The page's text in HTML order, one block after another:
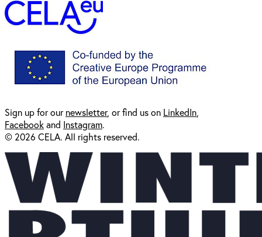
Sign up for ournewsletter, or find us on LinkedIn
Facebookand Instagram.
© 2026 CELA. All rights reserved.